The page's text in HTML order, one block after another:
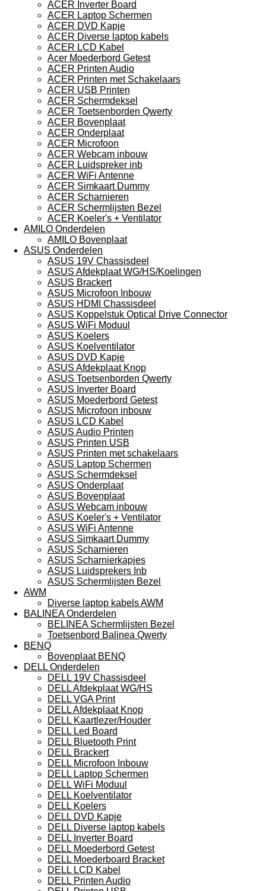
ACER Inverter Board
ACER Laptop Schermen
ACER DVD Kapje
ACER Diverse laptop kabels
ACER LCD Kabel
Acer Moederbord Getest
ACER Printen Audio
ACER Printen met Schakelaars
ACER USB Printen
ACER Schermdeksel
ACER Toetsenborden Qwerty
ACER Bovenplaat
ACER Onderplaat
ACER Microfoon
ACER Webcam inbouw
ACER Luidspreker inb
ACER WiFi Antenne
ACER Simkaart Dummy
ACER Scharnieren
ACER Schermlijsten Bezel
ACER Koeler's + Ventilator
AMILO Onderdelen
AMILO Bovenplaat
ASUS Onderdelen
ASUS 19V Chassisdeel
ASUS Afdekplaat WG/HS/Koelingen
ASUS Brackert
ASUS Microfoon Inbouw
ASUS HDMI Chassisdeel
ASUS Koppelstuk Optical Drive Connector
ASUS WiFi Moduul
ASUS Koelers
ASUS Koelventilator
ASUS DVD Kapje
ASUS Afdekplaat Knop
ASUS Toetsenborden Qwerty
ASUS Inverter Board
ASUS Moederbord Getest
ASUS Microfoon inbouw
ASUS LCD Kabel
ASUS Audio Printen
ASUS Printen USB
ASUS Printen met schakelaars
ASUS Laptop Schermen
ASUS Schermdeksel
ASUS Onderplaat
ASUS Bovenplaat
ASUS Webcam inbouw
ASUS Koeler's + Ventilator
ASUS WiFi Antenne
ASUS Simkaart Dummy
ASUS Scharnieren
ASUS Scharnierkapjes
ASUS Luidsprekers Inb
ASUS Schermlijsten Bezel
AWM
Diverse laptop kabels AWM
BALINEA Onderdelen
BELINEA Schermlijsten Bezel
Toetsenbord Balinea Qwerty
BENQ
Bovenplaat BENQ
DELL Onderdelen
DELL 19V Chassisdeel
DELL Afdekplaat WG/HS
DELL VGA Print
DELL Afdekplaat Knop
DELL Kaartlezer/Houder
DELL Led Board
DELL Bluetooth Print
DELL Brackert
DELL Microfoon Inbouw
DELL Laptop Schermen
DELL WiFi Moduul
DELL Koelventilator
DELL Koelers
DELL DVD Kapje
DELL Diverse laptop kabels
DELL Inverter Board
DELL Moederbord Getest
DELL Moederboard Bracket
DELL LCD Kabel
DELL Printen Audio